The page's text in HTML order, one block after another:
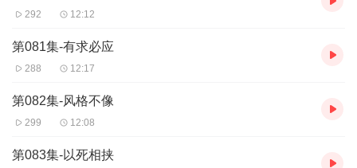
292 12:12
第081集-有求必应
288 12:17
第082集-风格不像
299 12:08
第083集-以死相挟